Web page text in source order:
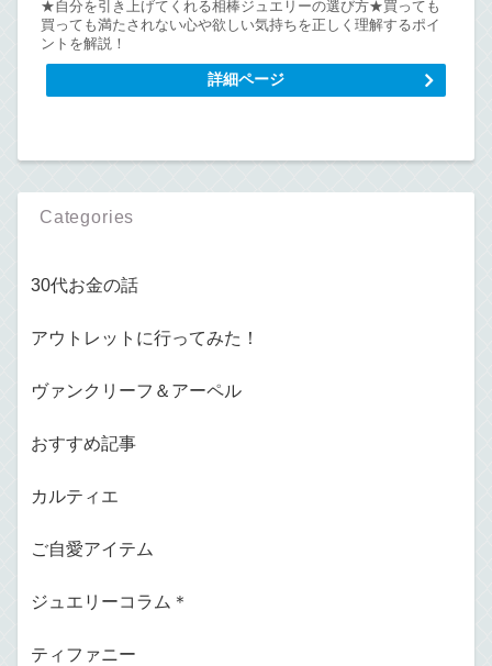
★自分を引き上げてくれる相棒ジュエリーの選び方★買っても
買っても満たされない心や欲しい気持ちを正しく理解するポイ
ントを解説！
詳細ページ
Categories
30代お金の話
アウトレットに行ってみた！
ヴァンクリーフ＆アーペル
おすすめ記事
カルティエ
ご自愛アイテム
ジュエリーコラム＊
ティファニー